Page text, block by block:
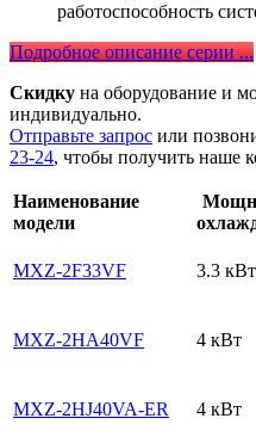
работоспособность
Подробное описание серии ...
Скидку на оборудование и
индивидуально.
Отправьте запрос или
23-24, чтобы получить наше
Наименование
модели
MXZ-2F33VF 3.3 кВт
MXZ-2HA40VF 4 кВт
MXZ-2HJ40VA-ER 4 кВт